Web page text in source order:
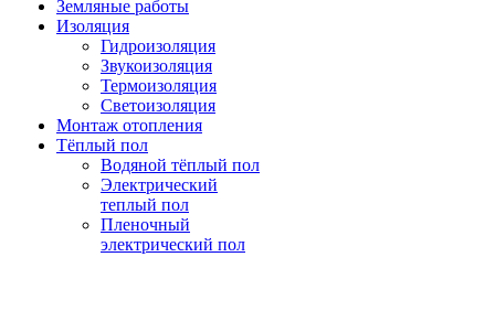
Земляные работы
Изоляция
Гидроизоляция
Звукоизоляция
Термоизоляция
Светоизоляция
Монтаж отопления
Тёплый пол
Водяной тёплый пол
Электрический
теплый пол
Пленочный
электрический пол